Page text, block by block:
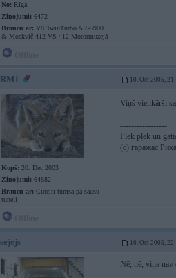
No: Rīga
Ziņojumi: 6472
Braucu ar: V8 TwinTurbo AR-5900
& Moskvič 412 VS-412 Motormuzejā
RM1 10. Oct 2005,
Kopš: 20. Dec 2003
Ziņojumi: 64882
Braucu ar: Cincīti tumsā pa sausu
tuneli
Viņš vienkārši
-----------------
Pļek pļek un
(c) гаражас
sejejs 10. Oct 2005,
Nē, nē, viņa